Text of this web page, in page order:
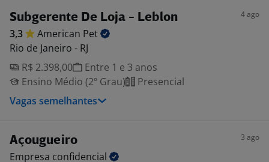
Subgerente De Loja - Leblon 4 ago
3,3 American Pet
Rio de Janeiro - RJ
R$ 2.398,00
Entre 1 e 3 anos
Ensino Médio (2º Grau)
Presencial
Vagas semelhantes
Açougueiro 3 ago
Empresa confidencial